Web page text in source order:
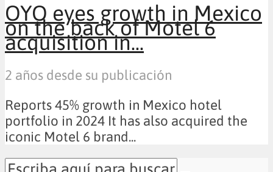
OYO eyes growth in Mexico
on the back of Motel 6
acquisition in...
2 años desde su publicación
Reports 45% growth in Mexico hotel
portfolio in 2024 It has also acquired the
iconic Motel 6 brand...